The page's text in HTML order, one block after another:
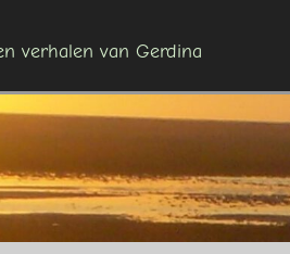
verhalen van Gerdina